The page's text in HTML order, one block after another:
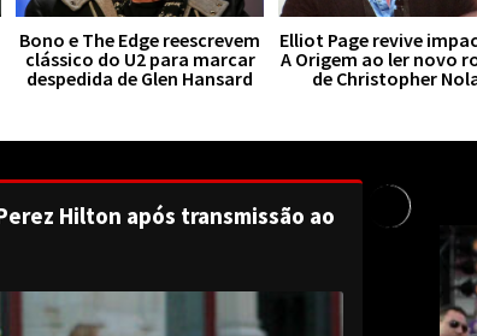
Bono e The Edge reescrevem
clássico do U2 para marcar
despedida de Glen Hansard
Elliot Page revive
A Origem ao ler novo
de Christopher
Hilton após transmissão ao